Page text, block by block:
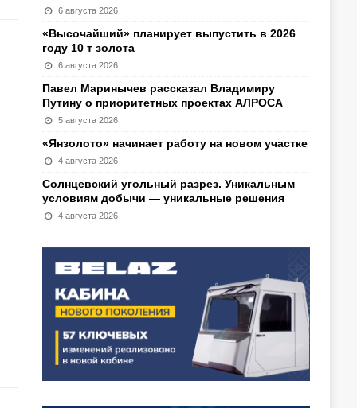
6 августа 2026
«Высочайший» планирует выпустить в 2026
году 10 т золота
6 августа 2026
Павел Маринычев рассказал Владимиру
Путину о приоритетных проектах АЛРОСА
5 августа 2026
«Янзолото» начинает работу на новом участке
4 августа 2026
Солнцевский угольный разрез. Уникальным
условиям добычи — уникальные решения
4 августа 2026